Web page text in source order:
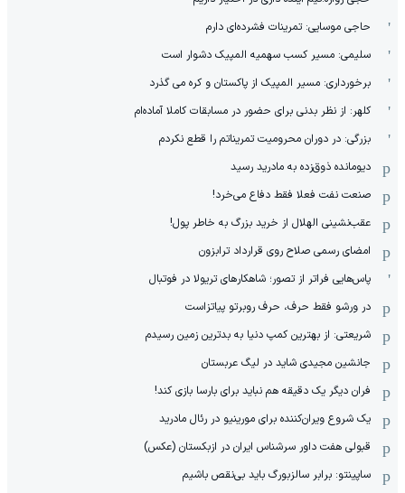
حاجی موسایی: تمرینات فشرده‌ای دارم
سلیمی: مسیر کسب سهمیه المپیک دشوار است
برخورداری: مسیر المپیک از پاکستان و کره می گذرد
کلهر: از نظر بدنی برای حضور در مسابقات کاملا آماده‌ام
بزرگی: در دوران محرومیت تمریناتم را قطع نکردم
دیومانده ذوق‌زده به مادرید رسید
صنعت نفت فعلا فقط دفاع می‌خرد!
عقب‌نشینی الهلال از خرید بزرگ به خاطر پول!
امضای رسمی صلاح روی قرارداد ترابزون
پاس‌هایی فراتر از تصور؛ شاهکارهای تریولا در فوتبال
در ورشو فقط حرف، حرف روبرتو پیاتزاست
شریعتی: از بهترین کمپ‌ دنیا به بدترین زمین‌ رسیدم
جانشین مجیدی شاید در لیگ عربستان
فران دیگر یک دقیقه هم نباید برای بارسا بازی کند!
یک شروع ویران‌کننده برای مورینیو در رئال مادرید
قبولی هفت داور سرشناس ایران در ازبکستان (عکس)
ساپینتو: برابر سالزبورگ باید بی‌نقص باشیم